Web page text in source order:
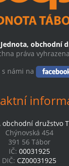
Jednota, obchodní
práva
s námi na
obchodní družstvo
Chýnovská 454
391 56 Tábor
IČ: 00031925
DIČ: CZ00031925